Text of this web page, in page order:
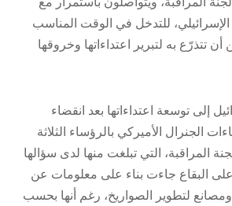
للتدخل في الوقت المناسب
تتذرّع به لتبرير اعتداءاتها وخروقها
إلى توسعة اعتداءاتها بعد انقضاء
الجنرال الأميركي بالرؤساء الثلاثة
المراقبة، التي تبلغت منها لدى سؤالها
على البقاع جاءت بناء على معلومات عن
لتطوير الصواريخ، رغم أنها بحسب